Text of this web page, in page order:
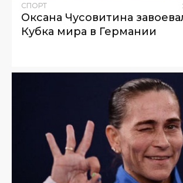
СПОРТ
Оксана Чусовитина
Кубка мира в Германии